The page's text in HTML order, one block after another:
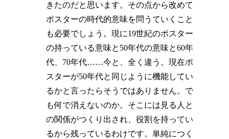
きたのだと思います。その点から改めて
ポスターの時代的意味を問うていくこと
も必要でしょう。現に19世紀のポスター
の持っている意味と50年代の意味と60年
代、70年代……今と、全く違う。現在ポ
スターが50年代と同じように機能してい
るかと言ったらそうではありません。で
も何で消えないのか。そこには見る人と
の関係がつくり出され、役割を持ってい
るから残っているわけです。単純につく